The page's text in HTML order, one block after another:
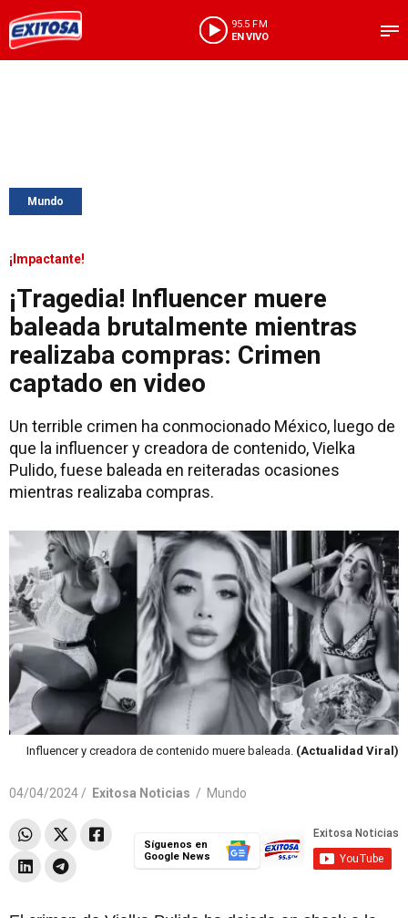
95.5 FM
EN VIVO
Mundo
¡Impactante!
¡Tragedia! Influencer muere
baleada brutalmente mientras
realizaba compras: Crimen
captado en video
Un terrible crimen ha conmocionado México, luego de
que la influencer y creadora de contenido, Vielka
Pulido, fuese baleada en reiteradas ocasiones
mientras realizaba compras.
Influencer y creadora de contenido muere baleada. (Actualidad Viral)
04/04/2024 / Exitosa Noticias / Mundo
Síguenos en
Google News